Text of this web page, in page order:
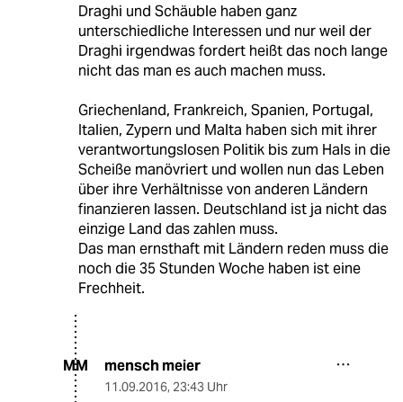
Draghi und Schäuble haben ganz
unterschiedliche Interessen und nur weil der
Draghi irgendwas fordert heißt das noch lange
nicht das man es auch machen muss.
Griechenland, Frankreich, Spanien, Portugal,
Italien, Zypern und Malta haben sich mit ihrer
verantwortungslosen Politik bis zum Hals in die
Scheiße manövriert und wollen nun das Leben
über ihre Verhältnisse von anderen Ländern
finanzieren lassen. Deutschland ist ja nicht das
einzige Land das zahlen muss.
Das man ernsthaft mit Ländern reden muss die
noch die 35 Stunden Woche haben ist eine
Frechheit.
MM mensch meier
11.09.2016, 23:43 Uhr